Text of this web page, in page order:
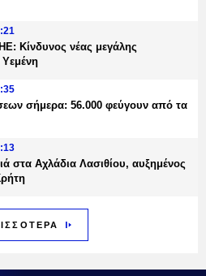
Κίνδυνος νέας μεγάλης
σήμερα: 56.000 φεύγουν από τα
στα Αχλάδια Λασιθίου, αυξημένος